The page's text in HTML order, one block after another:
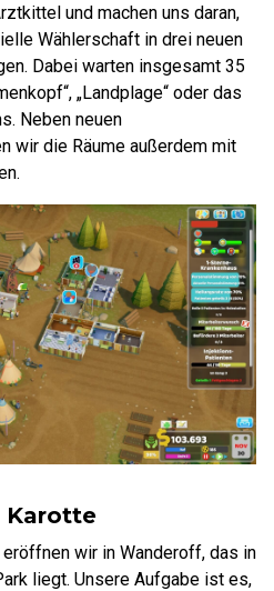
und machen uns daran,
Wählerschaft in drei neuen
Dabei warten insgesamt 35
„Landplage“ oder das
Neben neuen
wir die Räume außerdem mit
Karotte
wir in Wanderoff, das in
liegt. Unsere Aufgabe ist es,